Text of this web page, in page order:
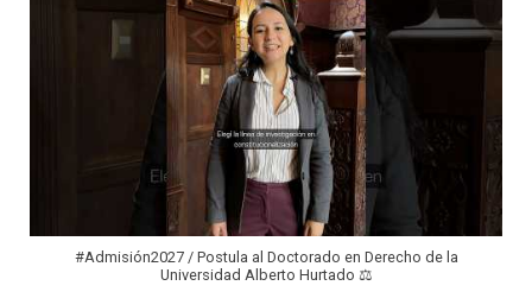
#Admisión2027 / Postula al Doctorado en Derecho de la
Universidad Alberto Hurtado ⚖️